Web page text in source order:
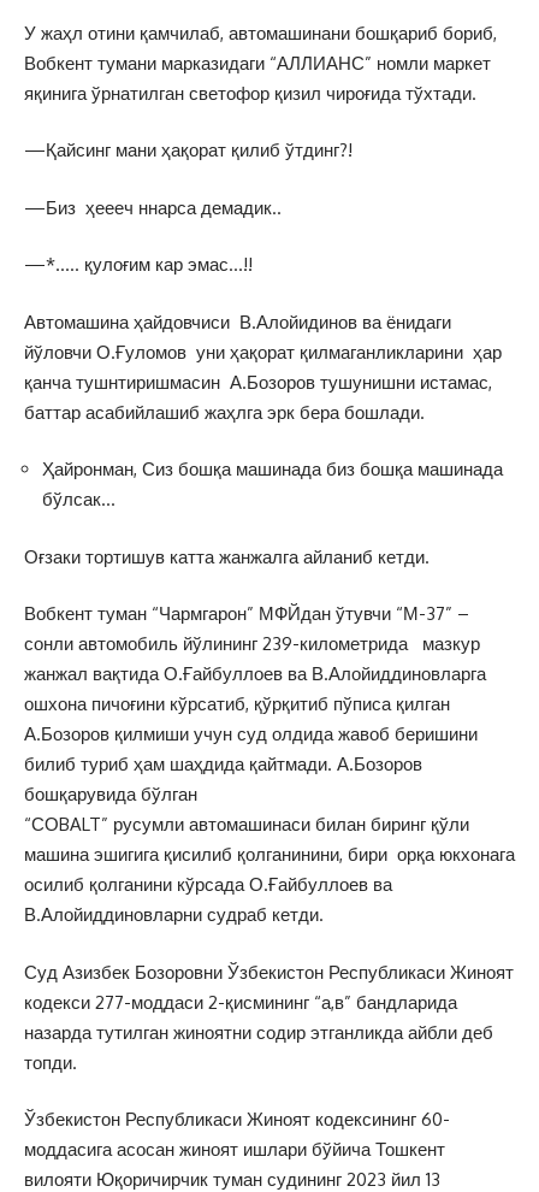
У жаҳл отини қамчилаб, автомашинани бошқариб бориб,
Вобкент тумани марказидаги “АЛЛИАНС” номли маркет
яқинига ўрнатилган светофор қизил чироғида тўхтади.
—Қайсинг мани ҳақорат қилиб ўтдинг?!
—Биз ҳеееч ннарса демадик..
—*….. қулоғим кар эмас…!!
Автомашина ҳайдовчиси В.Алойидинов ва ёнидаги
йўловчи О.Ғуломов уни ҳақорат қилмаганликларини ҳар
қанча тушнтиришмасин А.Бозоров тушунишни истамас,
баттар асабийлашиб жаҳлга эрк бера бошлади.
Ҳайронман, Сиз бошқа машинада биз бошқа машинада
бўлсак…
Оғзаки тортишув катта жанжалга айланиб кетди.
Вобкент туман “Чармгарон” МФЙдан ўтувчи “М-37” –
сонли автомобиль йўлининг 239-километрида мазкур
жанжал вақтида О.Ғайбуллоев ва В.Алойиддиновларга
ошхона пичоғини кўрсатиб, қўрқитиб пўписа қилган
А.Бозоров қилмиши учун суд олдида жавоб беришини
билиб туриб ҳам шаҳдида қайтмади. А.Бозоров
бошқарувида бўлган
“СОBALT” русумли автомашинаси билан биринг қўли
машина эшигига қисилиб қолганинини, бири орқа юкхонага
осилиб қолганини кўрсада О.Ғайбуллоев ва
В.Алойиддиновларни судраб кетди.
Суд Азизбек Бозоровни Ўзбекистон Республикаси Жиноят
кодекси 277-моддаси 2-қисмининг “а,в” бандларида
назарда тутилган жиноятни содир этганликда айбли деб
топди.
Ўзбекистон Республикаси Жиноят кодексининг 60-
моддасига асосан жиноят ишлари бўйича Тошкент
вилояти Юқоричирчик туман судининг 2023 йил 13